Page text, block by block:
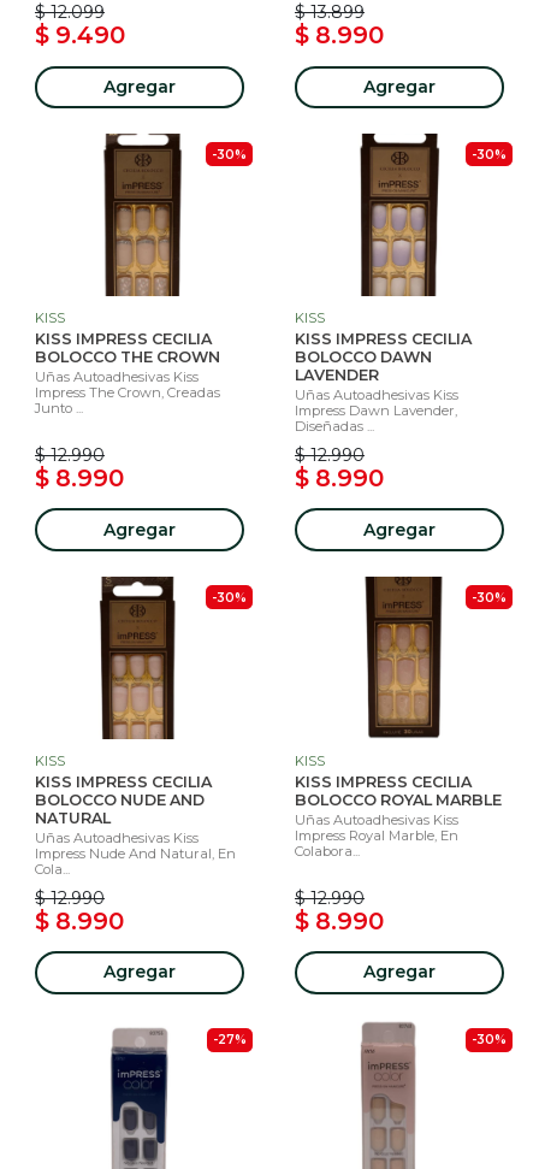
$ 12.099
$ 9.490
Agregar
$ 13.899
$ 8.990
Agregar
-30%
KISS
KISS IMPRESS CECILIA
BOLOCCO THE CROWN
Uñas Autoadhesivas Kiss
Impress The Crown, Creadas
Junto ...
$ 12.990
$ 8.990
Agregar
-30%
KISS
KISS IMPRESS CECILIA
BOLOCCO DAWN
LAVENDER
Uñas Autoadhesivas Kiss
Impress Dawn Lavender,
Diseñadas ...
$ 12.990
$ 8.990
Agregar
-30%
KISS
KISS IMPRESS CECILIA
BOLOCCO NUDE AND
NATURAL
Uñas Autoadhesivas Kiss
Impress Nude And Natural, En
Cola...
$ 12.990
$ 8.990
Agregar
-30%
KISS
KISS IMPRESS CECILIA
BOLOCCO ROYAL MARBLE
Uñas Autoadhesivas Kiss
Impress Royal Marble, En
Colabora...
$ 12.990
$ 8.990
Agregar
-27% -30%